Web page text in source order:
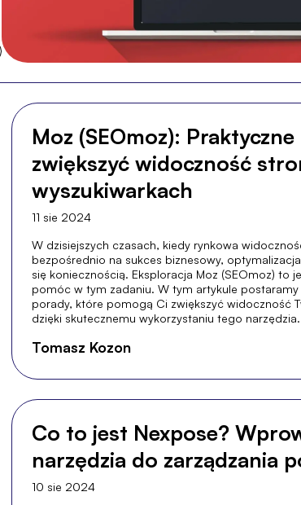
Moz (SEOmoz):
zwiększyć widoczność
wyszukiwarkach
11 sie 2024
W dzisiejszych czasach, kiedy rynkowa
bezpośrednio na sukces biznesowy,
się koniecznością. Eksploracja Moz (SEOmoz) to
pomóc w tym zadaniu. W tym artykule
porady, które pomogą Ci zwiększyć widoczność
dzięki skutecznemu wykorzystaniu tego narzędzia.
Tomasz Kozon
Co to jest Nexpose?
narzędzia do zarządzania
10 sie 2024